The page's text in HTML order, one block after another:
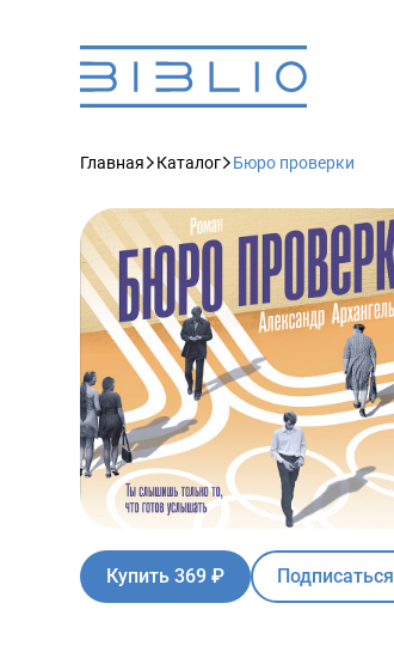
Главная Каталог Бюро проверки
Купить 369 ₽ Подписаться